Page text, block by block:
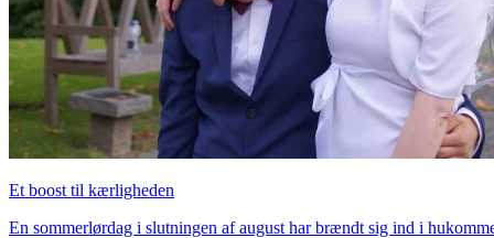
Et boost til kærligheden
En sommerlørdag i slutningen af august har brændt sig ind i